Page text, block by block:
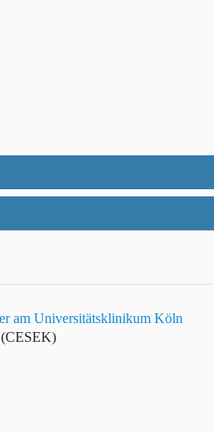
am Universitätsklinikum Köln